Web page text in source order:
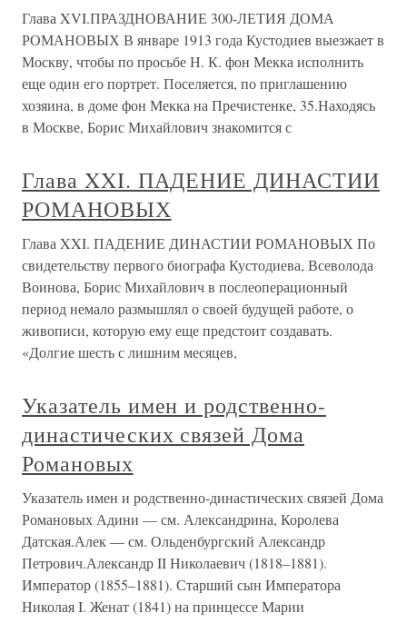
Глава XVI.ПРАЗДНОВАНИЕ 300-ЛЕТИЯ ДОМА
РОМАНОВЫХ В январе 1913 года Кустодиев выезжает в
Москву, чтобы по просьбе Н. К. фон Мекка исполнить
еще один его портрет. Поселяется, по приглашению
хозяина, в доме фон Мекка на Пречистенке, 35.Находясь
в Москве, Борис Михайлович знакомится с
Глава XXI. ПАДЕНИЕ ДИНАСТИИ
РОМАНОВЫХ
Глава XXI. ПАДЕНИЕ ДИНАСТИИ РОМАНОВЫХ По
свидетельству первого биографа Кустодиева, Всеволода
Воинова, Борис Михайлович в послеоперационный
период немало размышлял о своей будущей работе, о
живописи, которую ему еще предстоит создавать.
«Долгие шесть с лишним месяцев,
Указатель имен и родственно-
династических связей Дома
Романовых
Указатель имен и родственно-династических связей Дома
Романовых Адини — см. Александрина, Королева
Датская.Алек — см. Ольденбургский Александр
Петрович.Александр II Николаевич (1818–1881).
Император (1855–1881). Старший сын Императора
Николая I. Женат (1841) на принцессе Марии